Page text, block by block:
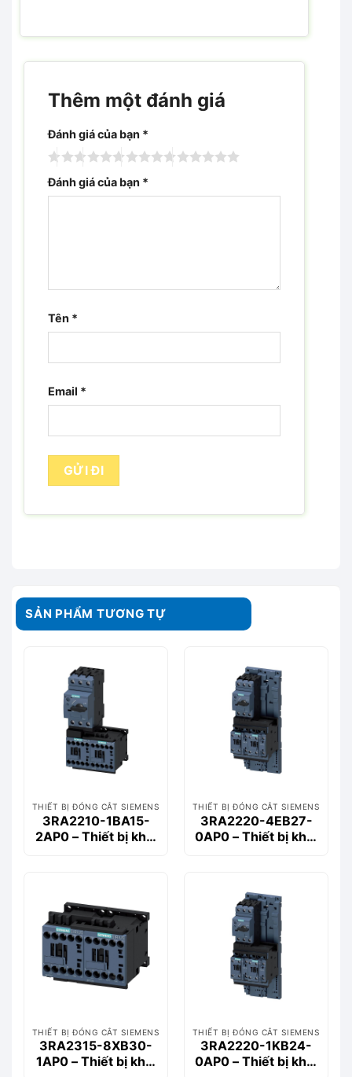
Thêm một đánh giá
Đánh giá của bạn *
Đánh giá của bạn *
Tên *
Email *
SẢN PHẨM TƯƠNG TỰ
THIẾT BỊ ĐÓNG CẮT SIEMENS
3RA2210-1BA15-
2AP0 – Thiết bị khởi
THIẾT BỊ ĐÓNG CẮT SIEMENS
3RA2220-4EB27-
0AP0 – Thiết bị khởi
THIẾT BỊ ĐÓNG CẮT SIEMENS
3RA2315-8XB30-
1AP0 – Thiết bị khởi
THIẾT BỊ ĐÓNG CẮT SIEMENS
3RA2220-1KB24-
0AP0 – Thiết bị khởi